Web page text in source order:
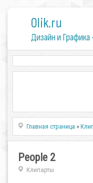
0lik.ru
Дизайн и
Главная страница »
People 2
Клипарты